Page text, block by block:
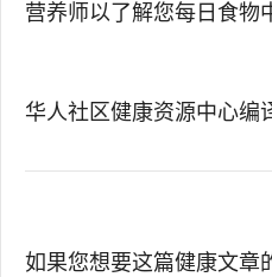
营养师以了解您每日食物
华人社区健康资源中心编
如果您想要这篇健康文章